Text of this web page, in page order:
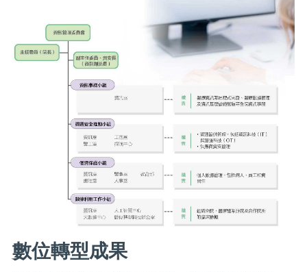
數位轉型成果